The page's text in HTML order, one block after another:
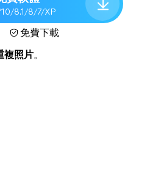
10/8.1/8/7/XP
免費下載
複照片。